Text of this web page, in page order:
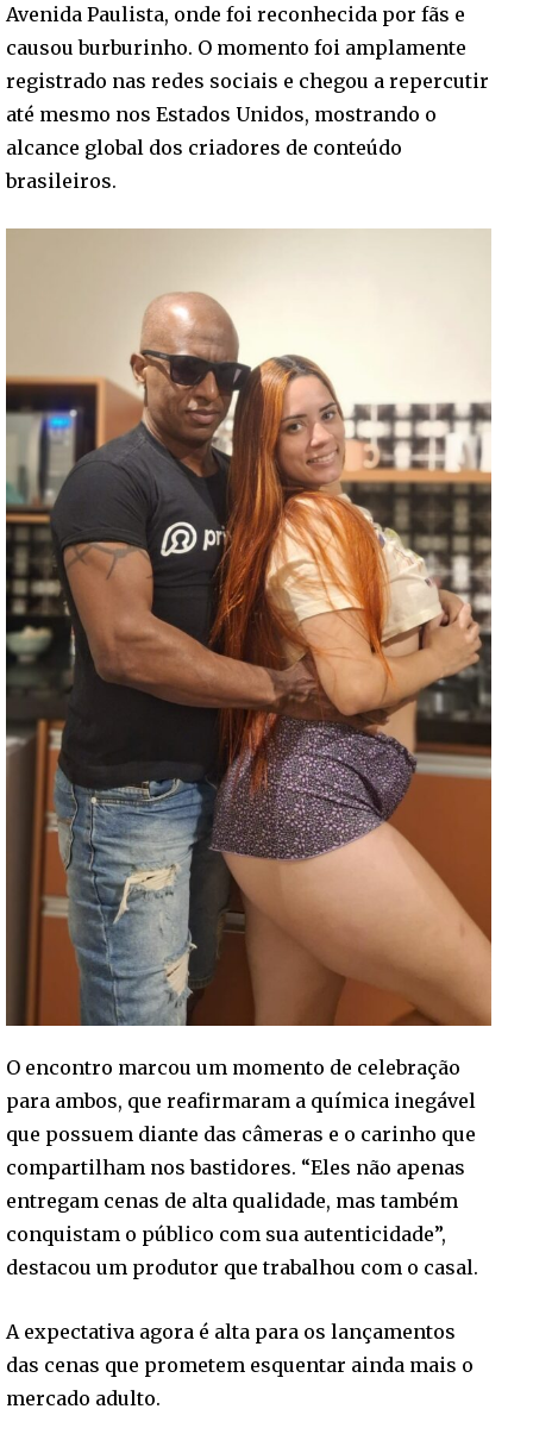
Avenida Paulista, onde foi reconhecida por fãs e
causou burburinho. O momento foi amplamente
registrado nas redes sociais e chegou a repercutir
até mesmo nos Estados Unidos, mostrando o
alcance global dos criadores de conteúdo
brasileiros.
O encontro marcou um momento de celebração
para ambos, que reafirmaram a química inegável
que possuem diante das câmeras e o carinho que
compartilham nos bastidores. “Eles não apenas
entregam cenas de alta qualidade, mas também
conquistam o público com sua autenticidade”,
destacou um produtor que trabalhou com o casal.
A expectativa agora é alta para os lançamentos
das cenas que prometem esquentar ainda mais o
mercado adulto.